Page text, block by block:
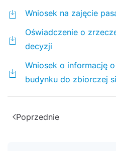
Wniosek na zajęcie
Oświadczenie o
decyzji
Wniosek o informację
budynku do zbiorczej
Poprzednie